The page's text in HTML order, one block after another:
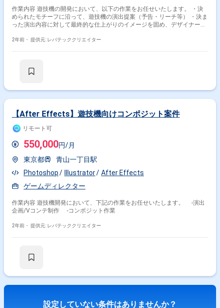
作業内容 遊技機の開発において、以下の作業をお任せいたします。 ・決
められたモチーフに沿って、遊技機の演出提案（予告・リーチ等） ・決ま
った演出内容に対して最終的な仕上がりのイメージを固め、デザイナーに
結果をフィードバックします。
2年前・ 提供元: レバテッククリエイター
【After Effects】遊技機向けコンポジット案件
リモート可
550,000円/月
東京都
青山一丁目駅
Photoshop
Illustrator
After Effects
ゲームディレクター
作業内容 遊技機開発において、下記の作業をお任せいたします。 -演出
企画/Vコンテ制作 -コンポジット作業
2年前・ 提供元: レバテッククリエイター
設定していない条件はありませんか？
その他開発言語・スキルから探す
Photoshop Unity Illustrator
Maya
After Effects
RPG Blender
その他の職種から探す
グラフィックデザイナー
ゲームプロデューサー